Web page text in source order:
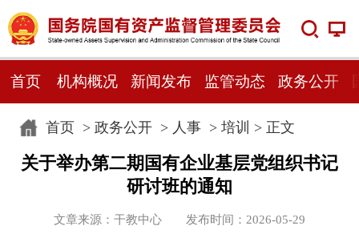
首页 机构概况 新闻发布 监管动态 政务公开
首页> 政务公开> 人事> 培训 > 正文
关于举办第二期国有企业基层党组织书记
研讨班的通知
文章来源：干教中心 发布时间：2026-05-29